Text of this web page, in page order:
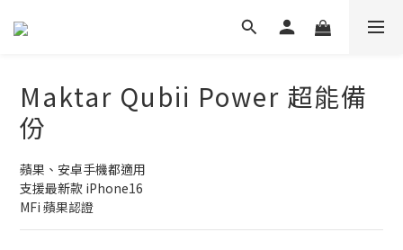
Maktar Qubii Power 超能備
份
蘋果、安卓手機都適用
支援最新款 iPhone16
MFi 蘋果認證